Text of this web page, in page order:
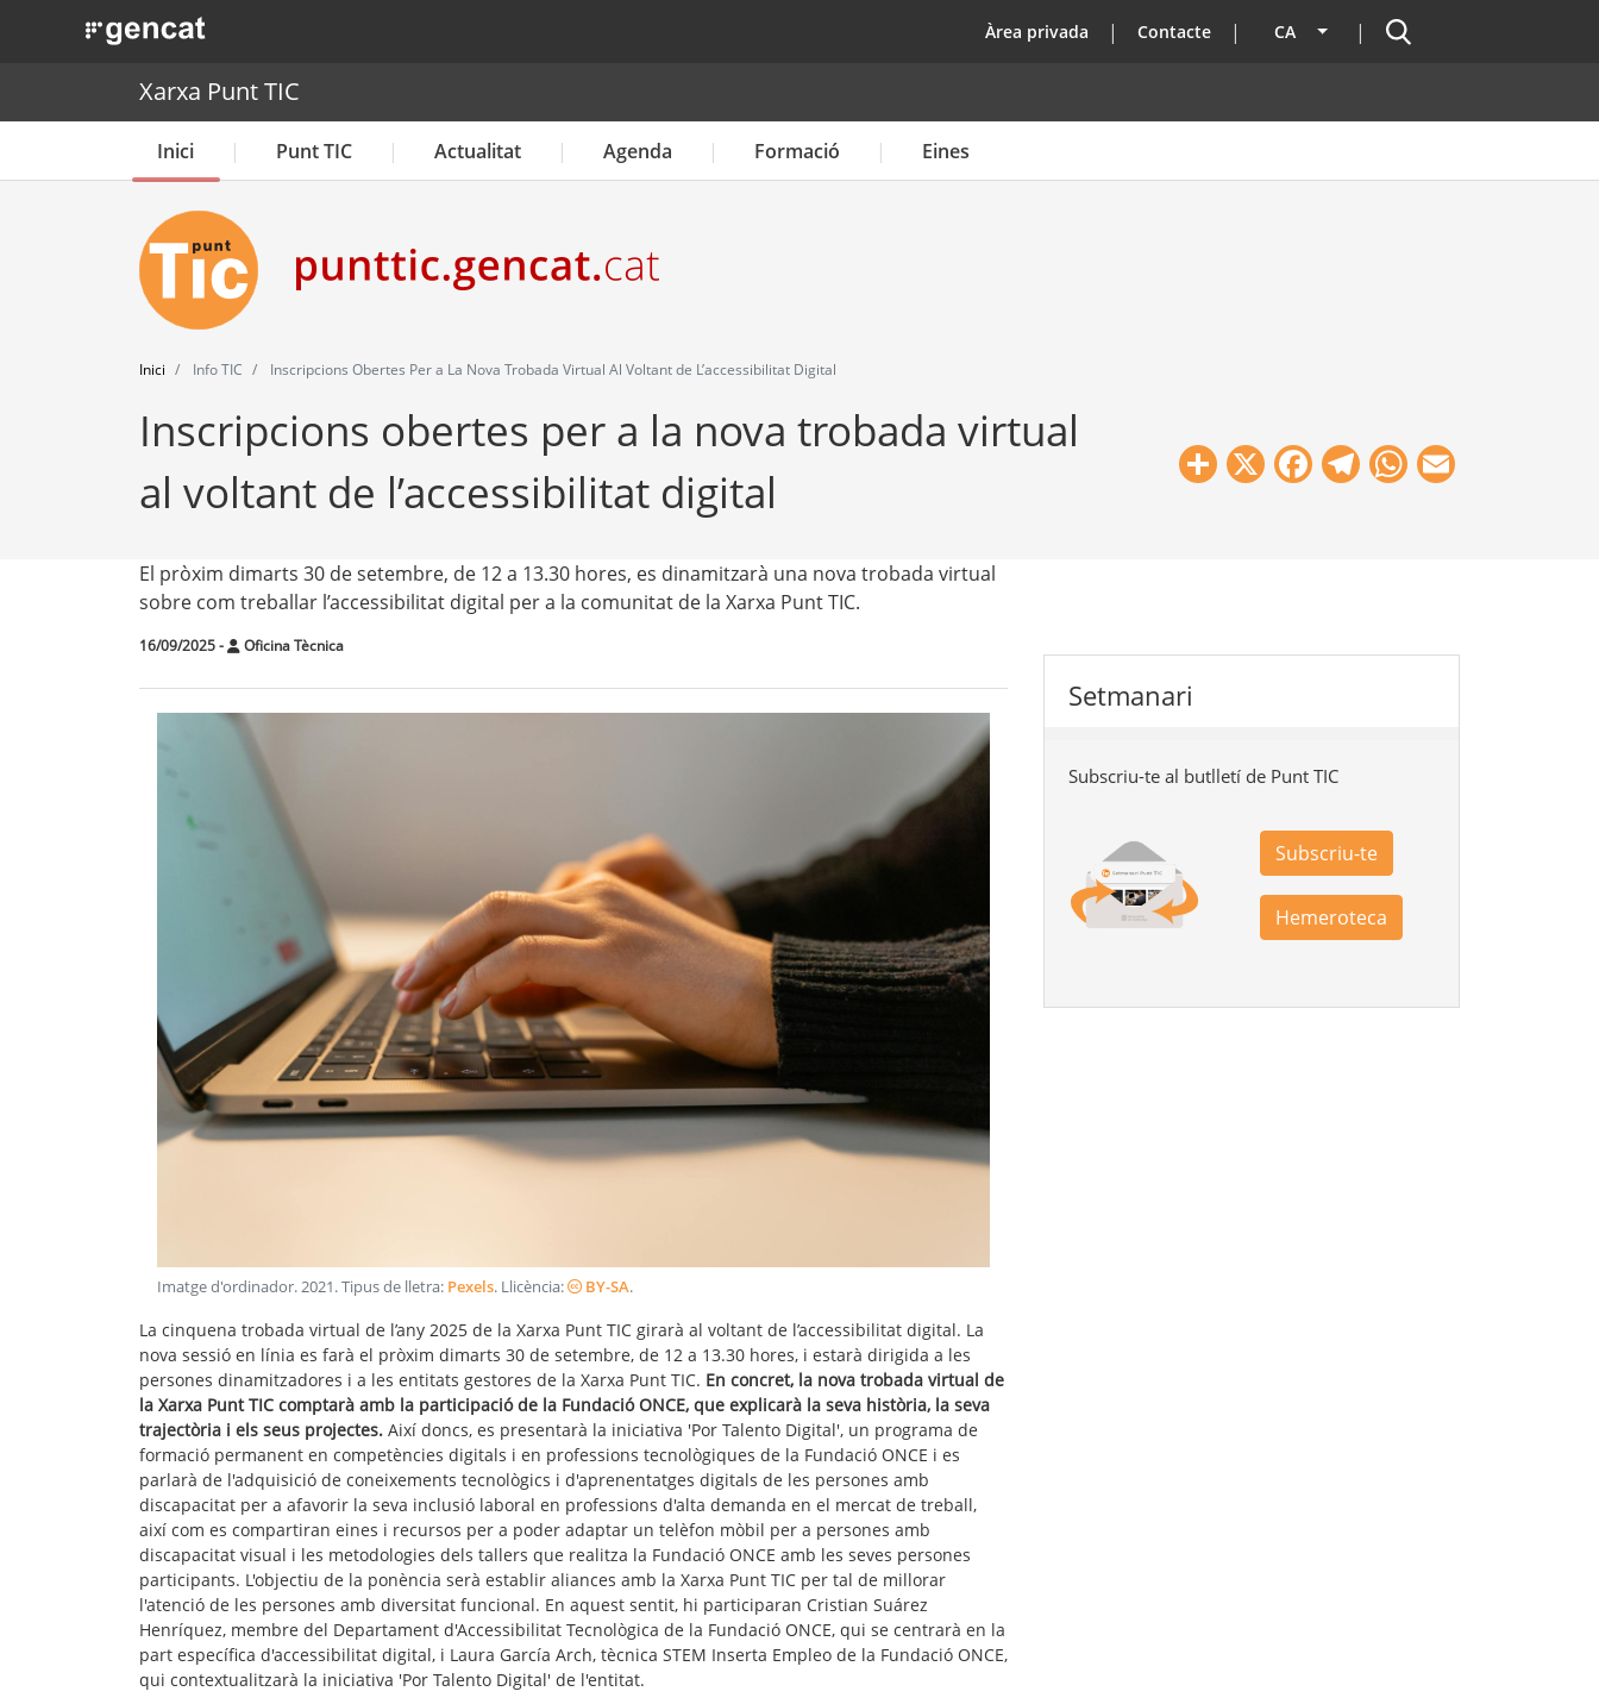
. Obre en una nova finestra. top
Àrea privada Contacte CA Llista les accions addicionals
Cercador
Xarxa Punt TIC
Inici Punt TIC Actualitat Agenda Formació Eines
Inici Info TIC Inscripcions Obertes Per a La Nova Trobada Virtual Al Voltant de L’accessibilitat Digital
Inscripcions obertes per a la nova trobada virtual
al voltant de l’accessibilitat digital
Share
X Facebook
Telegram
WhatsApp
El pròxim dimarts 30 de setembre, de 12 a 13.30 hores, es dinamitzarà una nova trobada virtual
sobre com treballar l’accessibilitat digital per a la comunitat de la Xarxa Punt TIC.
16/09/2025- Oficina Tècnica
Imatge d'ordinador.2021. Tipus de lletra: Pexels. Llicència: BY-SA.
La cinquena trobada virtual de l’any 2025 de la Xarxa Punt TIC girarà al voltant de l’accessibilitat digital. La
nova sessió en línia es farà el pròxim dimarts 30 de setembre, de 12 a 13.30 hores, i estarà dirigida a les
persones dinamitzadores i a les entitats gestores de la Xarxa Punt TIC. En concret, la nova trobada virtual de
la Xarxa Punt TIC comptarà amb la participació de la Fundació ONCE, que explicarà la seva història, la seva
trajectòria i els seus projectes. Així doncs, es presentarà la iniciativa 'Por Talento Digital', un programa de
formació permanent en competències digitals i en professions tecnològiques de la Fundació ONCE i es
parlarà de l'adquisició de coneixements tecnològics i d'aprenentatges digitals de les persones amb
discapacitat per a afavorir la seva inclusió laboral en professions d'alta demanda en el mercat de treball,
així com es compartiran eines i recursos per a poder adaptar un telèfon mòbil per a persones amb
discapacitat visual i les metodologies dels tallers que realitza la Fundació ONCE amb les seves persones
participants. L'objectiu de la ponència serà establir aliances amb la Xarxa Punt TIC per tal de millorar
l'atenció de les persones amb diversitat funcional. En aquest sentit, hi participaran Cristian Suárez
Henríquez, membre del Departament d'Accessibilitat Tecnològica de la Fundació ONCE, qui se centrarà en la
part específica d'accessibilitat digital, i Laura García Arch, tècnica STEM Inserta Empleo de la Fundació ONCE,
qui contextualitzarà la iniciativa 'Por Talento Digital' de l'entitat.
Setmanari
Subscriu-te al butlletí de Punt TIC
Subscriu-te
Hemeroteca